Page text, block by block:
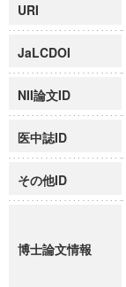
URI
JaLCDOI
NII論文ID
医中誌ID
その他ID
博士論文情報